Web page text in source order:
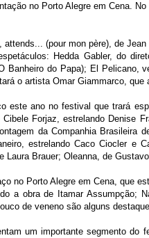
no Porto Alegre em Cena.
(pour mon père), de
Hedda Gabler, do
Banheiro do Papa); El Pelicano,
o artista Omar Giammarco,
este ano no festival que trará
Forjaz, estrelando Denise
da Companhia
estrelando Caco Ciocler e
Laura Brauer; Oleanna, de
no Porto Alegre em Cena, que
a obra de Itamar Assumpção;
de veneno são alguns
um importante segmento